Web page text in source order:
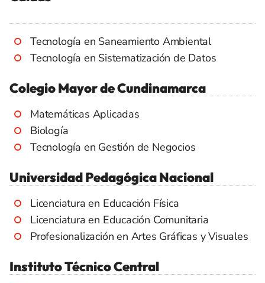
Tecnología en Saneamiento Ambiental
Tecnología en Sistematización de Datos
Colegio Mayor de Cundinamarca
Matemáticas Aplicadas
Biología
Tecnología en Gestión de Negocios
Universidad Pedagógica Nacional
Licenciatura en Educación Física
Licenciatura en Educación Comunitaria
Profesionalización en Artes Gráficas y Visuales
Instituto Técnico Central